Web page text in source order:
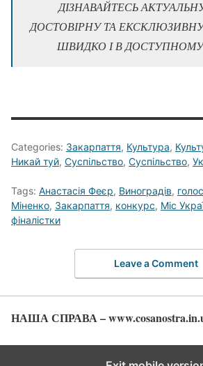
ДІЗНАВАЙТЕСЬ
ДОСТОВІРНУ ТА
ШВИДКО І В
Categories: Закарпаття, Культура,
Никай туй, Суспільство, Суспільство,
Tags: Анастасія Феєр, Виноградів,
Міненко, Закарпаття, конкурс, Міс
фіналістки
Leave a Comment
НАША СПРАВА –